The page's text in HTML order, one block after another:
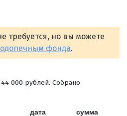
требуется, но вы можете
фонда.
000 рублей. Собрано
дата
сумма